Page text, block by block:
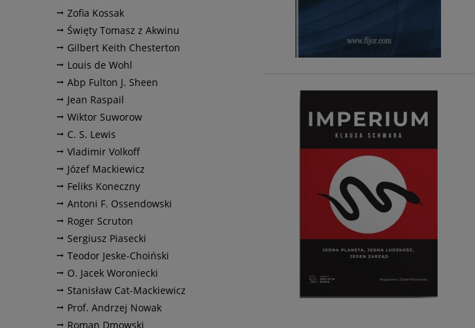
Zofia Kossak
Święty Tomasz z Akwinu
Gilbert Keith Chesterton
Louis de Wohl
Abp Fulton J. Sheen
Jean Raspail
Wiktor Suworow
C. S. Lewis
Vladimir Volkoff
Józef Mackiewicz
Feliks Koneczny
Antoni F. Ossendowski
Roger Scruton
Sergiusz Piasecki
Teodor Jeske-Choiński
O. Jacek Woroniecki
Stanisław Cat-Mackiewicz
Prof. Andrzej Nowak
Roman Dmowski